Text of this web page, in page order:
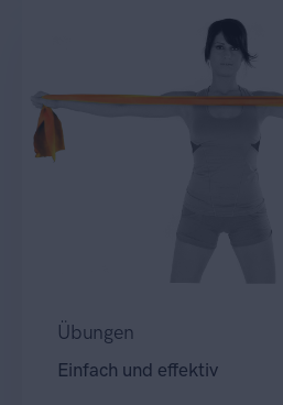
Übungen
Einfach und effektiv